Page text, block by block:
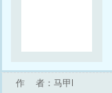
作 者：马甲l